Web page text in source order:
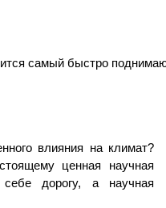
самый быстро
влияния на климат?
ценная научная
дорогу, а научная